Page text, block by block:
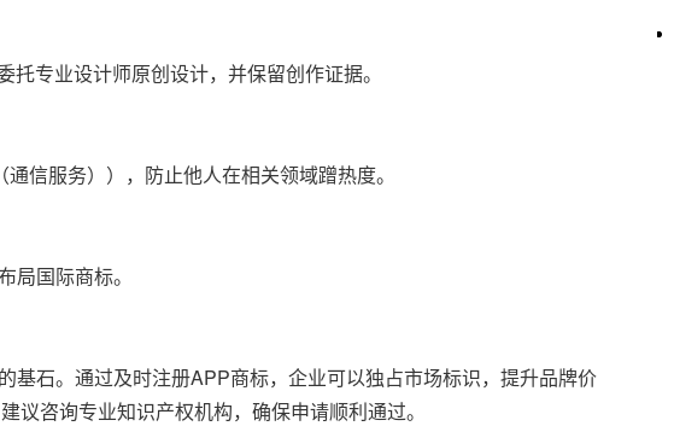
专业设计师原创设计，并保留创作证据。
信服务）），防止他人在相关领域蹭热度。
国际商标。
基石。通过及时注册APP商标，企业可以独占市场标识，提升品牌价
咨询专业知识产权机构，确保申请顺利通过。